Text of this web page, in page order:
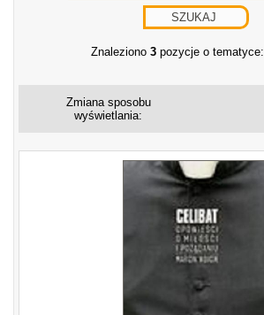
Znaleziono 3pozycje o tematyce:
Zmiana sposobu
wyświetlania: